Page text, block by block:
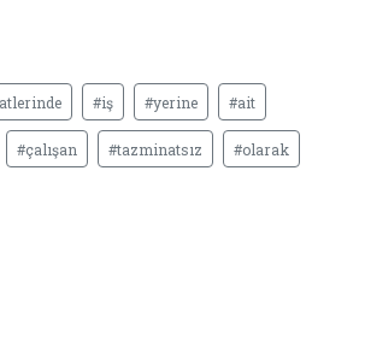
#iş #yerine #ait
#çalışan #tazminatsız #olarak